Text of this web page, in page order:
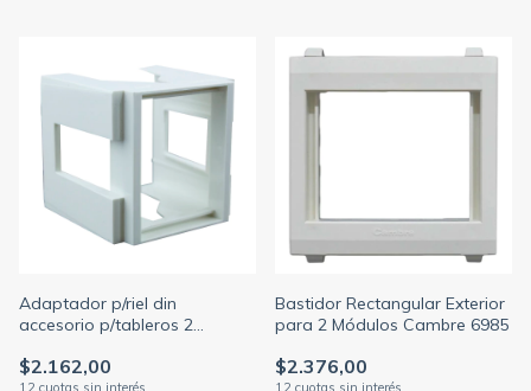
Adaptador p/riel din
accesorio p/tableros 2
$2.162,00
Bastidor Rectangular Exterior
para 2 Módulos Cambre 6985
$2.376,00